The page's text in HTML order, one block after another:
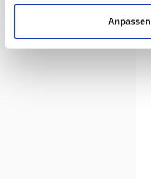
Anpassen